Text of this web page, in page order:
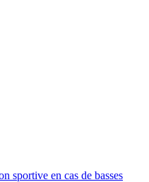
sportive en cas de basses